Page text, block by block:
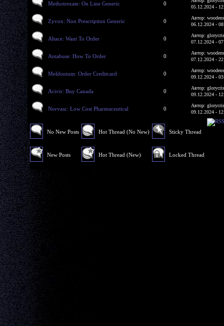
Methotrexate: On Line Generic 0
05.12.2024 -
Zyvox: Non Prescription Generic 0
Автор:
06.12.2024 -
Altace: Want To Order 0
Автор:
07.12.2024 -
Antabuse: How To Order 0
Автор:
07.12.2024 -
Meldonium: Order Creditcard 0
Автор:
09.12.2024 -
Acivir: Buy Canada 0
Автор:
09.12.2024 -
Norvasc: Low Cost Pharmaceutical 0
Автор:
09.12.2024 -
No New Posts
New Posts
Hot Thread (No New)
Hot Thread (New)
Sticky Thread
Locked Thread